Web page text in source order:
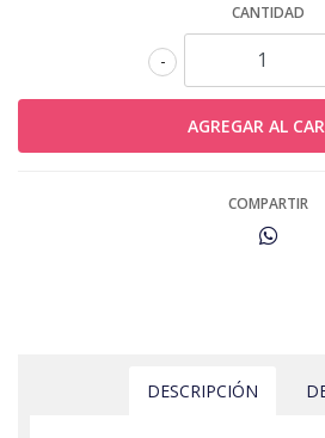
CANTIDAD
-
COMPARTIR
DESCRIPCIÓN